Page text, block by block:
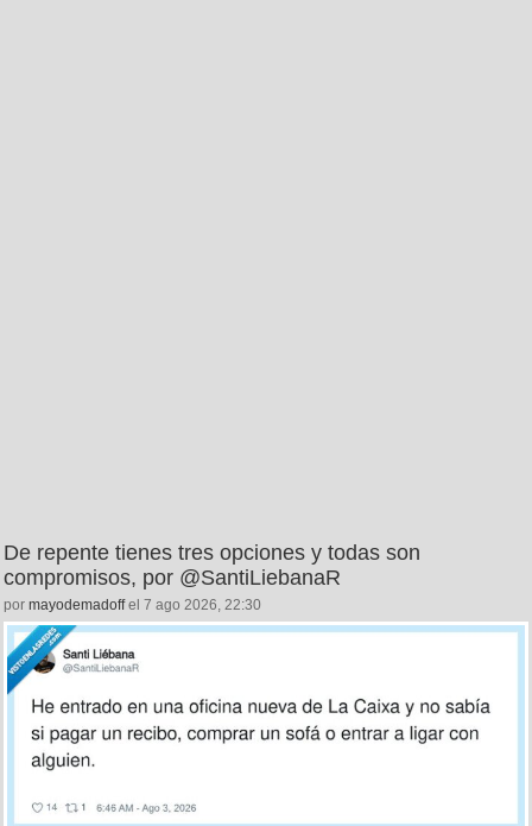
De repente tienes tres opciones y todas son
compromisos, por @SantiLiebanaR
por mayodemadoffel 7 ago 2026, 22:30